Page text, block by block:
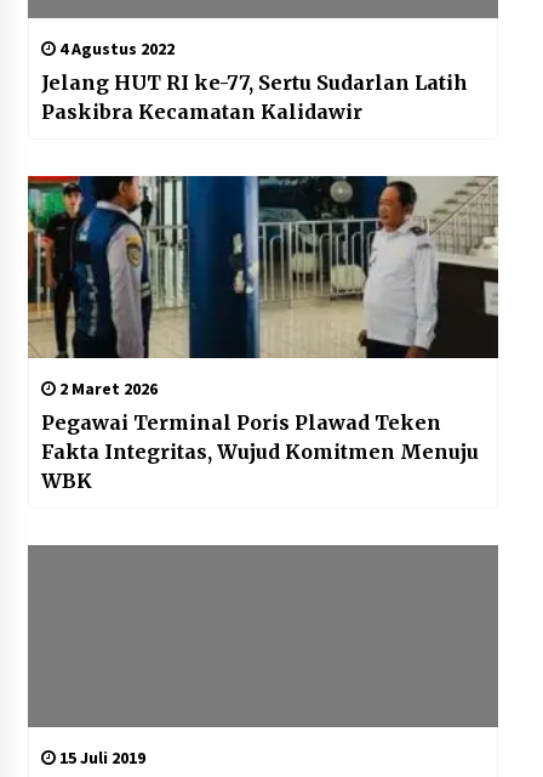
4 Agustus 2022
Jelang HUT RI ke-77, Sertu Sudarlan Latih
Paskibra Kecamatan Kalidawir
2 Maret 2026
Pegawai Terminal Poris Plawad Teken
Fakta Integritas, Wujud Komitmen Menuju
WBK
15 Juli 2019